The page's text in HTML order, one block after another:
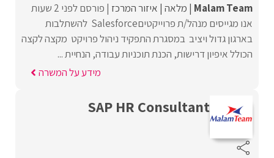
Malam Team מלאה איזור המרכז פורסם לפני 2 שעות
אנו מגייסים מנהל/ת פרוייקטיםSalesforce להשתלבות
בארגון גדול ויציב במסגרת התפקיד ניהול פרויקט מקצה לקצה
הכולל איפיון דרישות, הכנת תוכניות עבודה, הנחיית ...
מידע על המשרה
SAP HR Consultant